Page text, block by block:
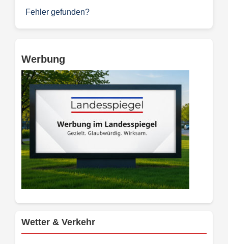
Fehler gefunden?
Werbung
Wetter & Verkehr